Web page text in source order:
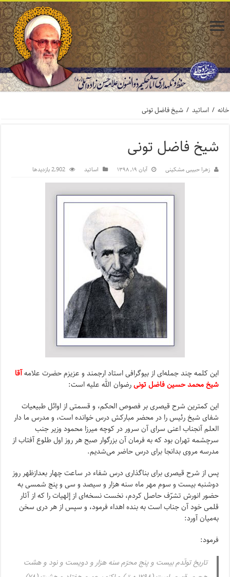
خانه / اساتید / شیخ فاضل تونی
شیخ فاضل تونی
زهرا حبیبی مشکینی آبان ۱۹, ۱۳۹۸ اساتید 2,902 بازدیدها
این کلمه چند جمله‌اى از بیوگرافى استاد ارجمند و عزیزم حضرت علامه‌آقا
شیخ محمد حسین فاضل تونىرضوان الله علیه است:
این کمترین شرح قیصرى بر فصوص الحکم، و قسمتى از اوائل طبیعیات
شفاى شیخ رئیس را در محضر مبارکش درس خوانده است، و مدرس ما دار
العلم آنجناب اعنى سراى آن سرور در کوچه میرزا محمود وزیر جنب
سرچشمه تهران بود که به فرمان آن بزرگوار صبح هر روز اول طلوع آفتاب از
مدرسه مروى بدانجا براى درس حاضر مى‌شدیم.
پس از شرح قیصرى براى بناگذارى درس شفاء در ساعت چهار بعدازظهر روز
دوشنبه بیست و سوم مهر ماه سنه هزار و سیصد و سى و پنج شمسى به
حضور انورش تشرّف حاصل کردم، نخست نسخه‌اى از إلهیات را که از آثار
قلمى خود آن جناب است به بنده اهداء فرمود، و سپس از هر درى سخن
به‌میان آورد:
فرمود:
تاریخ تولّدم بیست و پنج محرّم سنه هزار و دویست و نود و هشت